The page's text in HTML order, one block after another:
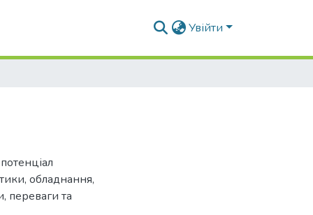
Увійти
обладнання,
переваги та